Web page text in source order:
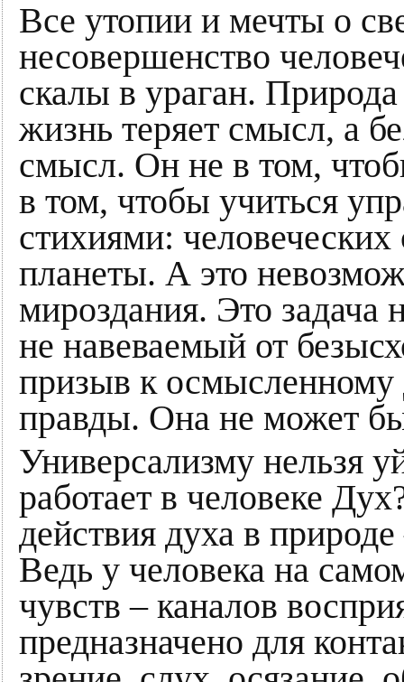
Все утопии и мечты о
несовершенство
скалы в ураган.
жизнь теряет смысл, а
смысл. Он не в том,
в том, чтобы учиться
стихиями:
планеты. А это
мироздания. Это задача
не навеваемый от
призыв к
правды. Она не может
Универсализму нельзя
работает в человеке
действия духа в
Ведь у человека на
чувств – каналов
предназначено для